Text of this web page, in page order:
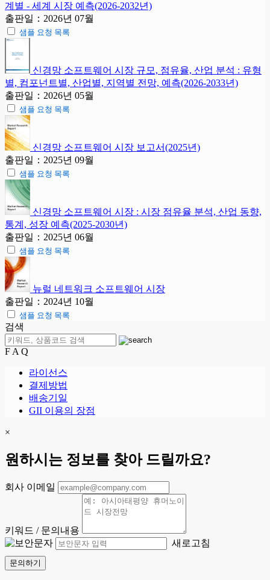
계별 - 세계 시장 예측(2026-2032년)
출판일：2026년 07월
샘플 요청 목록
신경망 소프트웨어 시장 규모, 점유율, 산업 분석 : 유형
별, 컴포넌트별, 산업별, 지역별 전망, 예측(2026-2033년)
출판일：2026년 05월
샘플 요청 목록
신경망 소프트웨어 시장 보고서(2025년)
출판일：2025년 09월
샘플 요청 목록
신경망 소프트웨어 시장 : 시장 점유율 분석, 산업 동향,
통계, 성장 예측(2025-2030년)
출판일：2025년 06월
샘플 요청 목록
뉴럴 네트워크 소프트웨어 시장
출판일：2024년 10월
샘플 요청 목록
검색
F A Q
라이선스
결제방법
배송기일
GII 이용의 장점
×
원하시는 정보를 찾아 드릴까요?
회사 이메일
키워드 / 문의내용
새로고침
문의하기